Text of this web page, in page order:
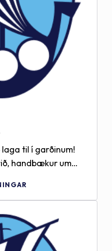
til í garðinum!
handbækur um
Garðverkin:
í görðum ofl.,
tímaritum og
garðrækt. Kíktu í